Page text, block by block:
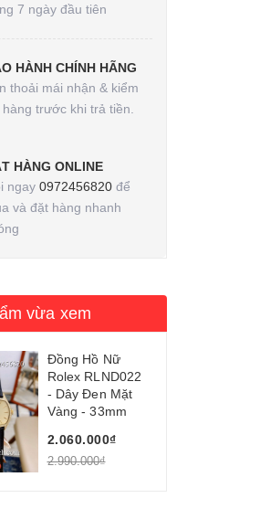
7 ngày đầu tiên
HÀNH CHÍNH HÃNG
thoải mái nhận & kiểm
trước khi trả tiền.
HÀNG ONLINE
ngay 0972456820để
và đặt hàng nhanh
vừa xem
Đồng Hồ Nữ
Rolex RLND022
- Dây Đen Mặt
Vàng - 33mm
2.060.000₫
2.990.000₫